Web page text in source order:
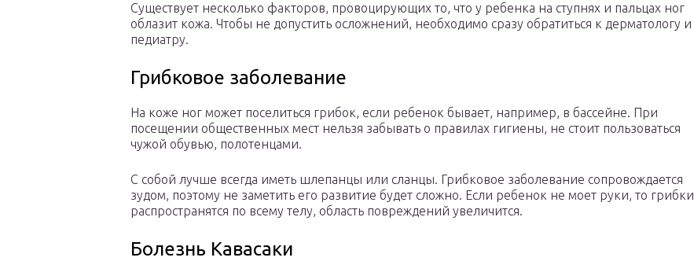
Существует несколько факторов, провоцирующих то, что у ребенка на ступнях и пальцах ног
облазит кожа. Чтобы не допустить осложнений, необходимо сразу обратиться к дерматологу и
педиатру.
Грибковое заболевание
На коже ног может поселиться грибок, если ребенок бывает, например, в бассейне. При
посещении общественных мест нельзя забывать о правилах гигиены, не стоит пользоваться
чужой обувью, полотенцами.
С собой лучше всегда иметь шлепанцы или сланцы. Грибковое заболевание сопровождается
зудом, поэтому не заметить его развитие будет сложно. Если ребенок не моет руки, то грибки
распространятся по всему телу, область повреждений увеличится.
Болезнь Кавасаки